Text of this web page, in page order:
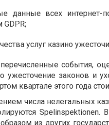
данные всех интернет-
GDPR;
услуг казино
события,
ужесточение законов и
квартале этого года
числа нелегальных
из других